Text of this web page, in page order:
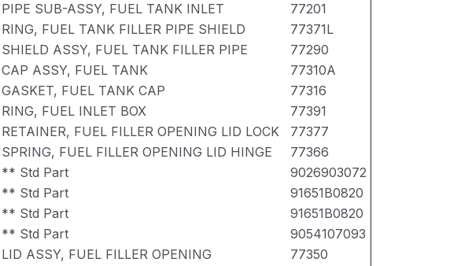
PIPE SUB-ASSY, FUEL TANK INLET
77201
RING, FUEL TANK FILLER PIPE SHIELD
77371L
SHIELD ASSY, FUEL TANK FILLER PIPE
77290
CAP ASSY, FUEL TANK
77310A
GASKET, FUEL TANK CAP
77316
RING, FUEL INLET BOX
77391
RETAINER, FUEL FILLER OPENING LID LOCK
77377
SPRING, FUEL FILLER OPENING LID HINGE
77366
** Std Part
9026903072
** Std Part
91651B0820
** Std Part
91651B0820
** Std Part
9054107093
LID ASSY, FUEL FILLER OPENING
77350